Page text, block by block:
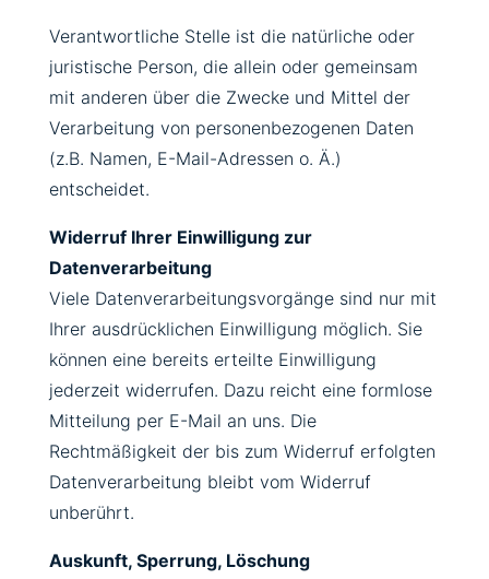
Verantwortliche Stelle ist die natürliche oder
juristische Person, die allein oder gemeinsam
mit anderen über die Zwecke und Mittel der
Verarbeitung von personenbezogenen Daten
(z.B. Namen, E-Mail-Adressen o. Ä.)
entscheidet.
Widerruf Ihrer Einwilligung zur
Datenverarbeitung
Viele Datenverarbeitungsvorgänge sind nur mit
Ihrer ausdrücklichen Einwilligung möglich. Sie
können eine bereits erteilte Einwilligung
jederzeit widerrufen. Dazu reicht eine formlose
Mitteilung per E-Mail an uns. Die
Rechtmäßigkeit der bis zum Widerruf erfolgten
Datenverarbeitung bleibt vom Widerruf
unberührt.
Auskunft, Sperrung, Löschung